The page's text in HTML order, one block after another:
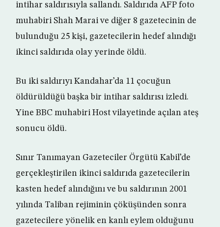
intihar saldırısıyla sallandı. Saldırıda AFP foto
muhabiri Shah Marai ve diğer 8 gazetecinin de
bulunduğu 25 kişi, gazetecilerin hedef alındığı
ikinci saldırıda olay yerinde öldü.
Bu iki saldırıyı Kandahar’da 11 çocuğun
öldürüldüğü başka bir intihar saldırısı izledi.
Yine BBC muhabiri Host vilayetinde açılan ateş
sonucu öldü.
Sınır Tanımayan Gazeteciler Örgütü Kabil’de
gerçekleştirilen ikinci saldırıda gazetecilerin
kasten hedef alındığını ve bu saldırının 2001
yılında Taliban rejiminin çöküşünden sonra
gazetecilere yönelik en kanlı eylem olduğunu